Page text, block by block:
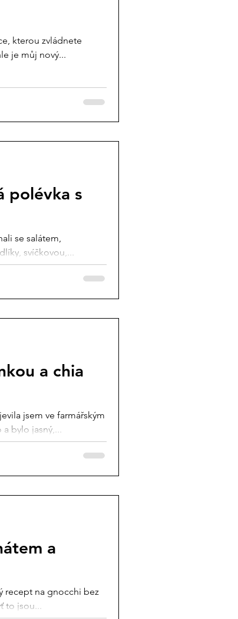
kterou zvládnete
je můj nový...
polévka s
se salátem,
svíčkovou,...
a chia
jsem ve farmářským
bylo jasný,...
a
recept na gnocchi bez
jsou...